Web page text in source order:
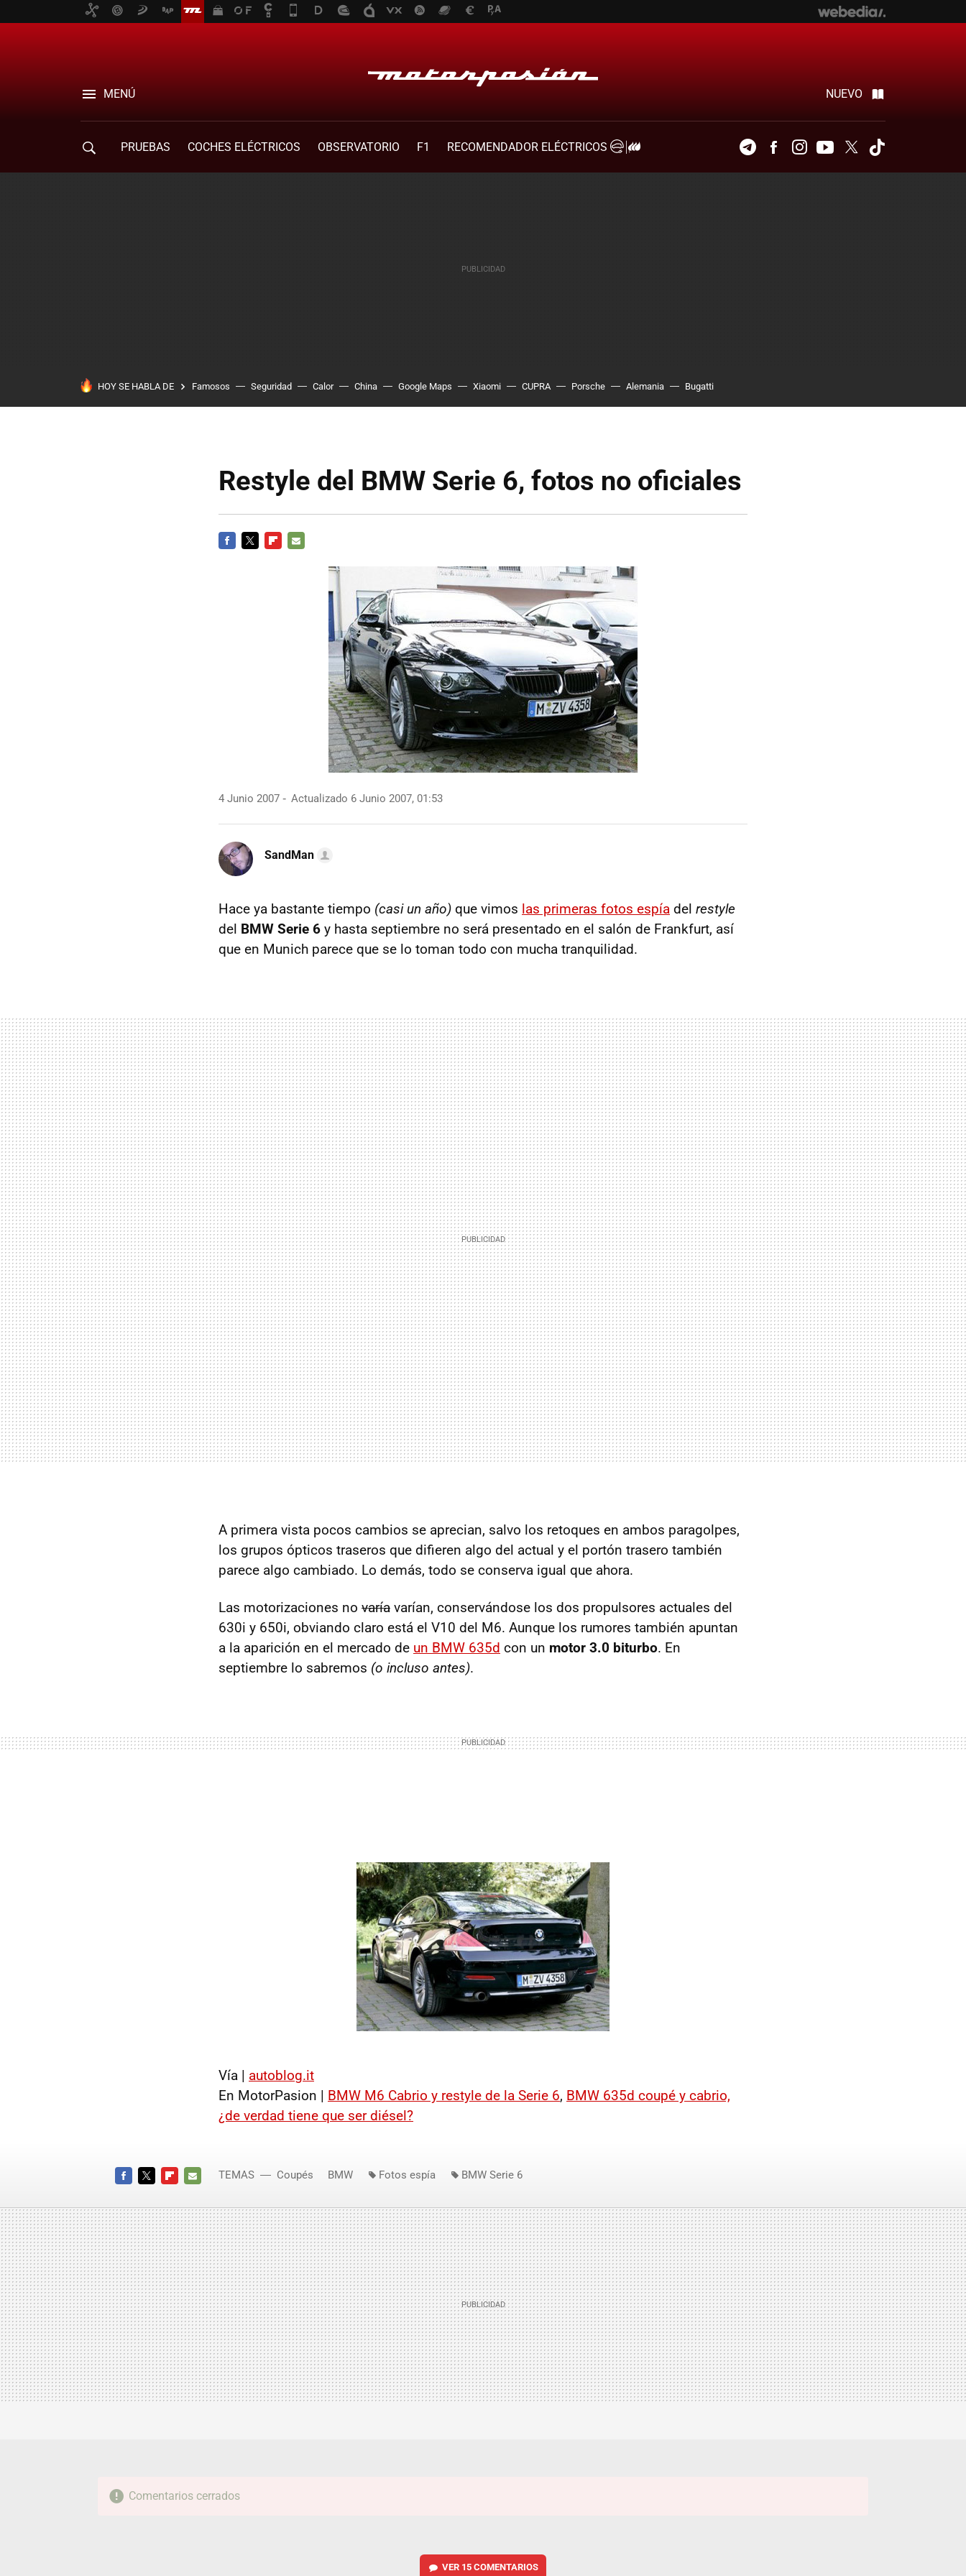
MENÚ NUEVO
PRUEBAS COCHES ELÉCTRICOS OBSERVATORIO F1
RECOMENDADOR ELÉCTRICOS
TelegramFacebookInstagramYoutubeTwitter
HOY SE HABLA DE Famosos Seguridad Calor China Google Maps Xiaomi CUPRA Porsche Alemania Bugatti
Restyle del BMW Serie 6, fotos no oficiales
4 Junio 2007 Actualizado 6 Junio 2007, 01:53
SandMan
Hace ya bastante tiempo (casi un año) que vimos las primeras fotos espía del restyle
del BMW Serie 6 y hasta septiembre no será presentado en el salón de Frankfurt, así
que en Munich parece que se lo toman todo con mucha tranquilidad.
A primera vista pocos cambios se aprecian, salvo los retoques en ambos paragolpes,
los grupos ópticos traseros que difieren algo del actual y el portón trasero también
parece algo cambiado. Lo demás, todo se conserva igual que ahora.
Las motorizaciones no varía varían, conservándose los dos propulsores actuales del
630i y 650i, obviando claro está el V10 del M6. Aunque los rumores también apuntan
a la aparición en el mercado de un BMW 635d con un motor 3.0 biturbo. En
septiembre lo sabremos (o incluso antes).
Vía | autoblog.it
En MotorPasion | BMW M6 Cabrio y restyle de la Serie 6, BMW 635d coupé y cabrio,
¿de verdad tiene que ser diésel?
MAIL
TEMAS Coupés BMW Fotos espía BMW Serie 6
Comentarios cerrados
VER 15 COMENTARIOS